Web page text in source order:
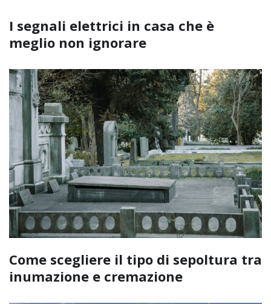
I segnali elettrici in casa che è
meglio non ignorare
Come scegliere il tipo di sepoltura tra
inumazione e cremazione